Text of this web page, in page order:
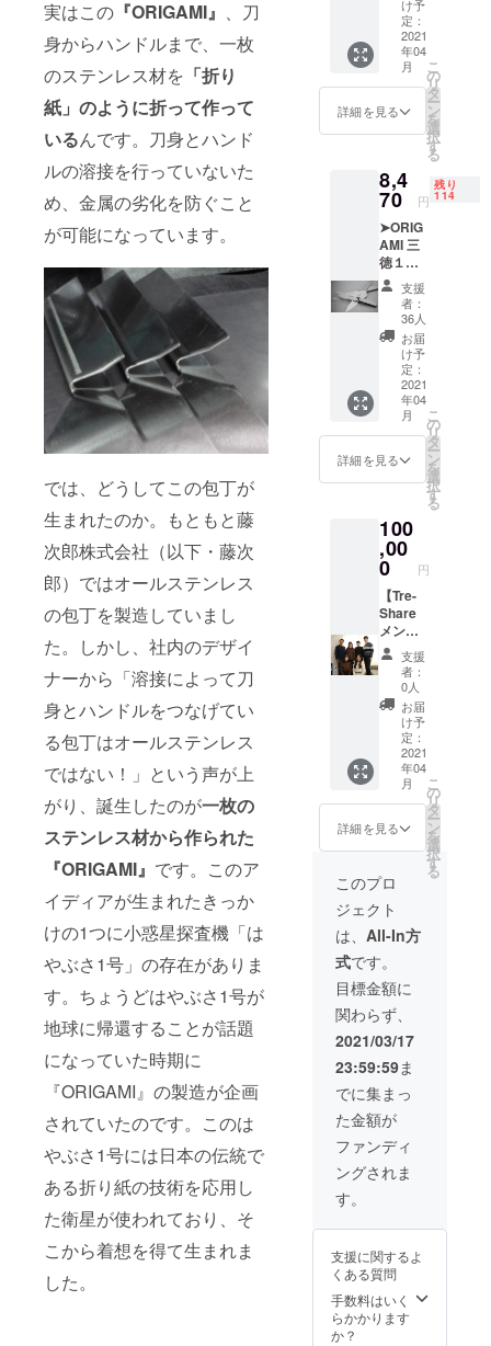
実はこの 『ORIGAMI』 、刀
身からハンドルまで、一枚
のステンレス材を 「折り
紙」のように折って作って
いるんです。刀身とハンド
ルの溶接を行っていないた
め、金属の劣化を防ぐこと
が可能になっています。
では、どうしてこの包丁が
生まれたのか。もともと藤
次郎株式会社（以下・藤次
郎）ではオールステンレス
の包丁を製造していまし
た。しかし、社内のデザイ
ナーから「溶接によって刀
身とハンドルをつなげてい
る包丁はオールステンレス
ではない！」という声が上
がり、誕生したのが一枚の
ステンレス材から作られた
『ORIGAMI』 です。このア
イディアが生まれたきっか
けの1つに小惑星探査機「は
やぶさ1号」の存在がありま
す。ちょうどはやぶさ1号が
地球に帰還することが話題
になっていた時期に
『ORIGAMI』の製造が企画
されていたのです。このは
やぶさ1号には日本の伝統で
ある折り紙の技術を応用し
た衛星が使われており、そ
こから着想を得て生まれま
した。
元を離れる
前に地元の
魅力に気付
れば、上京
も、また地
方に戻って
れない、地
域活性化に
興味を持っ
てくれるか
もしれな
それを実現
するため
に、私たち
は活動して
や宿泊
費とし
て、さ
らなる
活動拡
大への
資金に
す。 私
たち
Share
（トレ
シェ
ア）
は、活
動を通
して中
高生た
ちが地
元の魅
力を再
発見
もっと
自分の
心を
持って
ほし
い。そ
して、
もし上
京した
として
も、ま
た地元
に戻る
という
選択肢
を持っ
てもら
いた
域活性
化に興
持って
くれる
人が一
人でも
欲し
い。 そ
んな思
いを胸
に、活
動を
行って
いま
す。 こ
の活動
は都会
への人
口集中
化と
いった
社会問
題への
私たち
なりの
けしま
す。 現
在の燕
中等の
校舎や
どんな
か、ま
た燕三
在の様
子を、
燕中等
生徒の
皆さん
の視点
でお送
りしま
す。 ご
支援い
ただい
たお金
は、今
後の
におけ
る訪問
の際の
や宿泊
費とし
て、さ
らなる
活動拡
大への
資金に
使わせ
ていた
だきま
す。 私
たち
Tre-
Share
ア）
動を通
して中
ちが地
元の魅
力を再
発見
し、
自分の
住む地
心を
持って
い。そ
京した
として
も、ま
た地元
に戻る
という
事務局
の大学
生から
お礼の
お手紙
×1 ▶︎燕
三条か
Tre-
Share
の活動
をもっ
と応援
したい
と感じ
てくだ
さる方
へ、
Tre-
Share
事務局
からの
お礼の
お手紙
と、燕
条から
のお便
りをお
届けし
ます。
ご支援
いただ
いたお
金は、
今後の
Tre-
Share
の活動
におけ
る訪問
の際の
交通費
や宿泊
らなる
大への
資金に
使わせ
ていた
だきま
す。 私
たち
Tre-
（トレ
シェ
ア）
は、活
動を通
して中
高生た
力を再
発見
し、
もっと
自分の
住む地
け予
定：
2021
年04
月
詳細を見る
こ
の
リ
タ
ー
ン
を
選
択
す
る
8,4
70 円
残り
114
➤ORIG
AMI 三
徳１６
５mm ※
消費
税・送
料770円
含む ※
ハンド
ルの内
部を洗
浄する
ための
ブラシ
が付属
紙 ※丁
寧にお
作りし
ている
ため、
お届け
予定は
ご注文
状況に
より遅
れる場
合がご
ざいま
す。
支援
者：
36人
お届
け予
定：
2021
年04
月
詳細を見る
こ
の
リ
タ
ー
ン
を
選
択
す
る
100
,00
0 円
【Tre-
Share
メン
バーと
相談会
Zoom】
地域活
性化に
興味が
ある、
自分の
地域も
活性化
して欲
私の企
業もこ
んな取
り組み
をした
い！ そ
んな思
いを持
つ皆様
へ、
Tre-
Share
事務局
が相談
会を開
催しま
す。 私
たちが
クトを
学んだ
こと、
感じた
ことを
支援
者：
0人
お届
け予
定：
2021
年04
月
詳細を見る
こ
の
リ
タ
ー
ン
を
選
択
す
る
このプロ
ジェクト
は、 All-In方
式です。
目標金額に
関わらず、
2021/03/17
23:59:59ま
でに集まっ
た金額が
ファンディ
ングされま
す。
支援に関するよ
くある質問
手数料はいく
らかかります
か？